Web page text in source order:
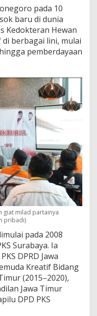
pada 10
baru di dunia
Kedokteran Hewan
berbagai lini, mulai
pemberdayaan
giat milad partainya
pribadi)
pada 2008
Surabaya. Ia
DPRD Jawa
Kreatif Bidang
(2015–2020),
Jawa Timur
DPD PKS